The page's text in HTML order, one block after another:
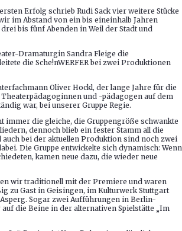
Erfolg schrieb Rudi Sack vier weitere Stücke
im Abstand von ein bis eineinhalb Jahren
bis fünf Abenden in Weil der Stadt und
Dramaturgin Sandra Fleige die
die Sche!nWERFER bei zwei Produktionen
Oliver Hockl, der lange Jahre für die
und -pädagogen auf dem
war, bei unserer Gruppe Regie.
immer die gleiche, die Gruppengröße schwankte
dennoch blieb ein fester Stamm all die
auch bei der aktuellen Produktion sind noch zwei
Die Gruppe entwickelte sich dynamisch: Wenn
kamen neue dazu, die wieder neue
wir traditionell mit der Premiere und waren
zu Gast in Geisingen, im Kulturwerk Stuttgart
Sogar zwei Aufführungen in Berlin-
die Beine in der alternativen Spielstätte „Im